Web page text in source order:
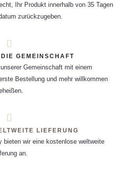
Ihr Produkt innerhalb von 35 Tagen
zurückzugeben.
GEMEINSCHAFT
Gemeinschaft mit einem
Bestellung und mehr willkommen
LIEFERUNG
bieten wir eine kostenlose weltweite
an.